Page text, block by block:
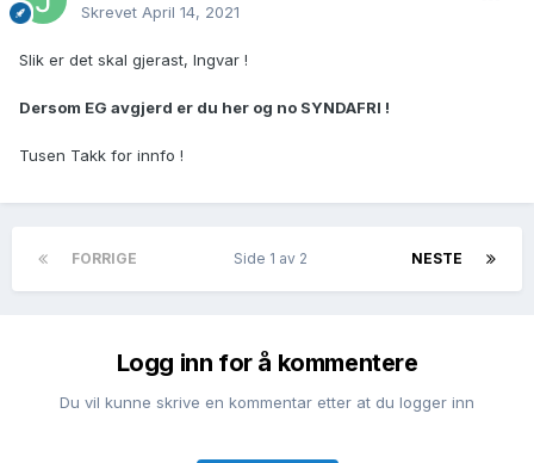
Skrevet April 14, 2021
Slik er det skal gjerast, Ingvar !
Dersom EG avgjerd er du her og no SYNDAFRI !
Tusen Takk for innfo !
FORRIGE NESTE
Side 1 av 2
Logg inn for å kommentere
Du vil kunne skrive en kommentar etter at du logger inn